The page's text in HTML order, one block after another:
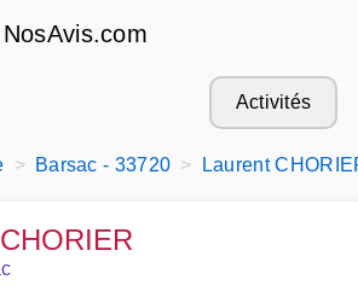
Activités
Barsac - 33720 Laurent